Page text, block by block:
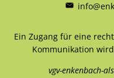
Ein Zugang für eine
Kommunikation
vgv-enkenbach-